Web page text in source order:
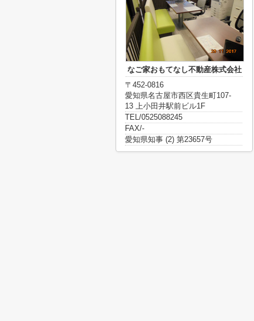
なご家おもてなし不動産株式会社
〒452-0816
愛知県名古屋市西区貴生町107-
13 上小田井駅前ビル1F
TEL/0525088245
FAX/-
愛知県知事 (2) 第23657号